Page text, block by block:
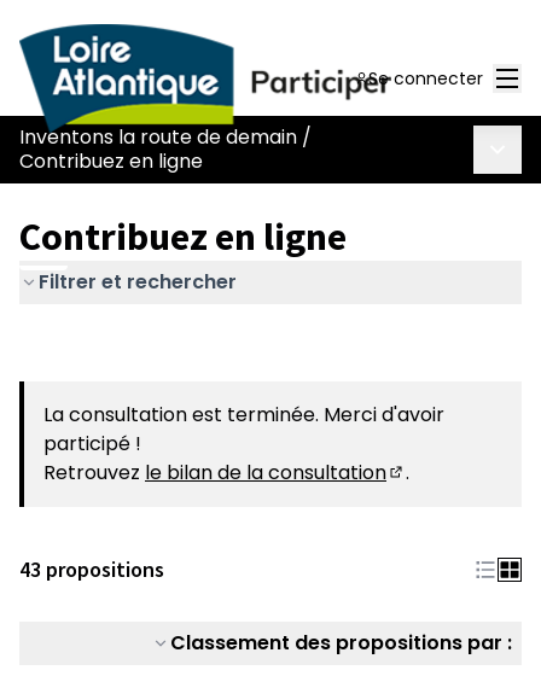
Se connecter
Inventons la route de demain /
Contribuez en ligne
Contribuez en ligne
Filtrer et rechercher
La consultation est terminée. Merci d'avoir
participé !
Retrouvez le bilan de la consultation .
43 propositions
Classement des propositions par :